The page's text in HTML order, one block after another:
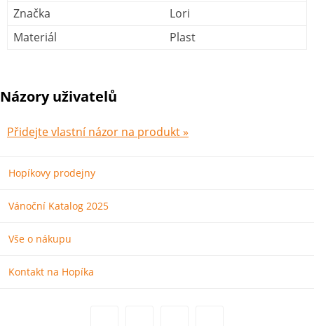
Značka
Lori
Materiál
Plast
Názory uživatelů
Přidejte vlastní názor na produkt »
Hopíkovy prodejny
Vánoční Katalog 2025
Vše o nákupu
Kontakt na Hopíka